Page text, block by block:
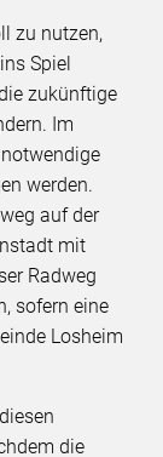
zu nutzen,
Spiel
zukünftige
Im
werden.
auf der
mit
Radweg
sofern eine
Losheim
die